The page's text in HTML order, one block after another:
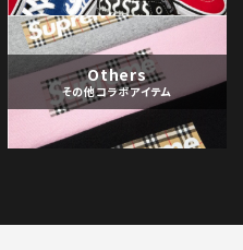
Others
その他コラボアイテム